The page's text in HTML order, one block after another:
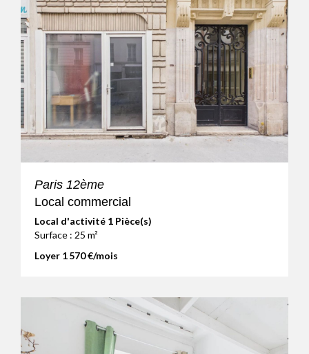
Paris 12ème
Local commercial
Local d'activité 1 Pièce(s)
Surface : 25 m²
Loyer 1 570 €/mois